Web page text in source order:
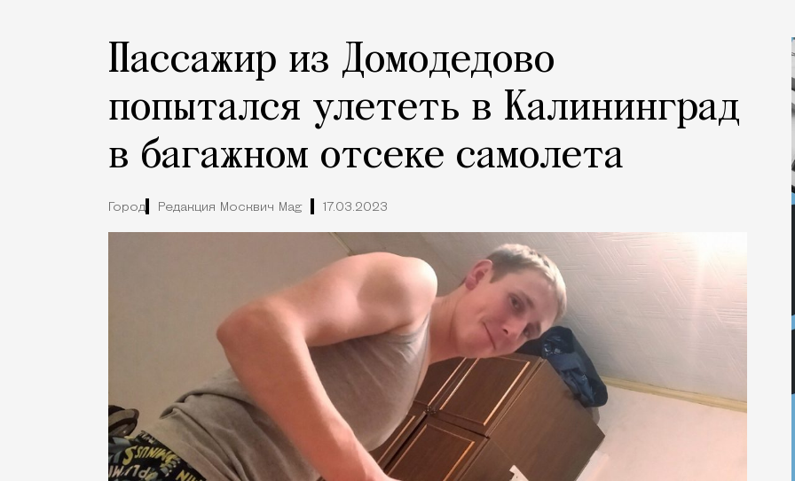
Пассажир из Домодедово
попытался улететь в Калининград
в багажном отсеке самолета
Город Редакция Москвич Mag 17.03.2023